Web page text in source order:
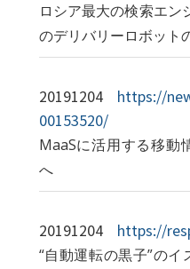
ロシア最大の検索エン
のデリバリーロボット
20191204
https://
00153520/
MaaSに活用する移動
へ
20191204 https://
“自動運転の黒子”の